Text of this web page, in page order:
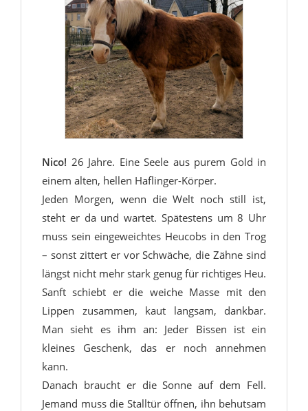
Nico! 26 Jahre. Eine Seele aus purem Gold in
einem alten, hellen Haflinger-Körper.
Jeden Morgen, wenn die Welt noch still ist,
steht er da und wartet. Spätestens um 8 Uhr
muss sein eingeweichtes Heucobs in den Trog
– sonst zittert er vor Schwäche, die Zähne sind
längst nicht mehr stark genug für richtiges Heu.
Sanft schiebt er die weiche Masse mit den
Lippen zusammen, kaut langsam, dankbar.
Man sieht es ihm an: Jeder Bissen ist ein
kleines Geschenk, das er noch annehmen
kann.
Danach braucht er die Sonne auf dem Fell.
Jemand muss die Stalltür öffnen, ihn behutsam